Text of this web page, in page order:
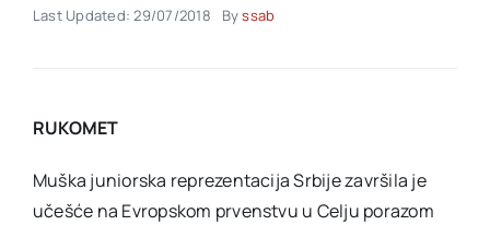
Kontakt
Last Updated: 29/07/2018 Byssab
RUKOMET
Muška juniorska reprezentacija Srbije završila je
učešće na Evropskom prvenstvu u Celju porazom